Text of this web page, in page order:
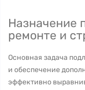
Назначение
ремонте и
Основная задача
и обеспечение
эффективно